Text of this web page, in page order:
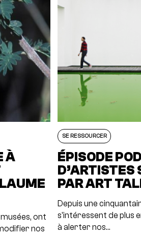
À
ont
nos
SE RESSOURCER
ÉPISODE
D’ARTISTES
PAR ART
Depuis une
s'intéressent de plus
à alerter nos…